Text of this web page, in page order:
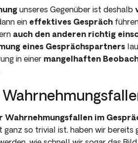
unseres Gegenüber ist deshalb
ein effektives Gespräch
auch den anderen richtig
eines Gesprächs­partners
in einer mangelhaften
Wahrnehmungsfallen im
ganz so trivial ist, haben wir bereits